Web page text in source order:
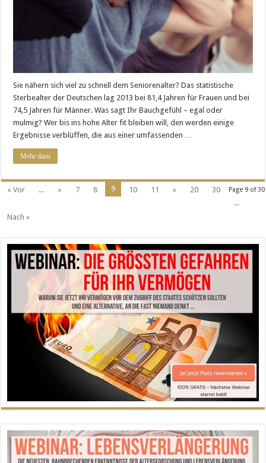
Sie nähern sich viel zu schnell dem Seniorenalter? Das statistische
Sterbealter der Deutschen lag 2013 bei 81,4 Jahren für Frauen und bei
74,5 Jahren für Männer. Was sagt Ihr Bauchgefühl – egal oder
mulmig? Wer bis ins hohe Alter fit bleiben will, den werden einige
Ergebnisse verblüffen, die aus einer umfassenden …
Mehr dazu
Page 9 of 30
« Vor ... « 7 8 9 10 11 » 20
30
...
Nach »